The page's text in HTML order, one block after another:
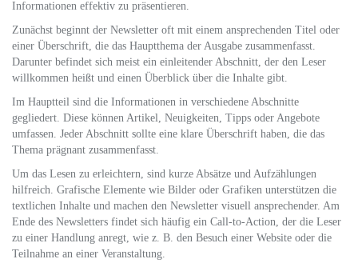
Informationen effektiv zu präsentieren.
Zunächst beginnt der Newsletter oft mit einem ansprechenden Titel oder
einer Überschrift, die das Hauptthema der Ausgabe zusammenfasst.
Darunter befindet sich meist ein einleitender Abschnitt, der den Leser
willkommen heißt und einen Überblick über die Inhalte gibt.
Im Hauptteil sind die Informationen in verschiedene Abschnitte
gegliedert. Diese können Artikel, Neuigkeiten, Tipps oder Angebote
umfassen. Jeder Abschnitt sollte eine klare Überschrift haben, die das
Thema prägnant zusammenfasst.
Um das Lesen zu erleichtern, sind kurze Absätze und Aufzählungen
hilfreich. Grafische Elemente wie Bilder oder Grafiken unterstützen die
textlichen Inhalte und machen den Newsletter visuell ansprechender. Am
Ende des Newsletters findet sich häufig ein Call-to-Action, der die Leser
zu einer Handlung anregt, wie z. B. den Besuch einer Website oder die
Teilnahme an einer Veranstaltung.